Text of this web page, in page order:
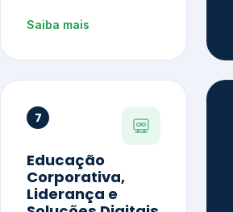
Saiba mais
7
Educação
Corporativa,
Liderança e